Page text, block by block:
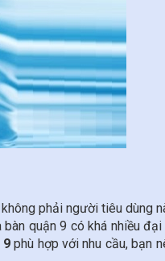
phải người tiêu dùng
quận 9 có khá nhiều
9phù hợp với nhu cầu, bạn